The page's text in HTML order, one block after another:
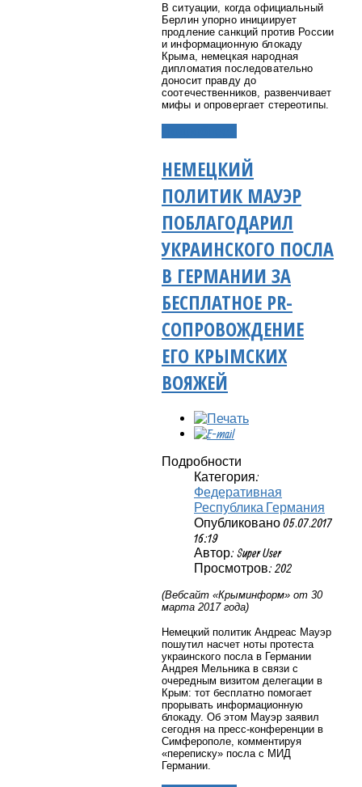
В ситуации, когда официальный
Берлин упорно инициирует
продление санкций против России
и информационную блокаду
Крыма, немецкая народная
дипломатия последовательно
доносит правду до
соотечественников, развенчивает
мифы и опровергает стереотипы.
НЕМЕЦКИЙ
ПОЛИТИК МАУЭР
ПОБЛАГОДАРИЛ
УКРАИНСКОГО ПОСЛА
В ГЕРМАНИИ ЗА
БЕСПЛАТНОЕ PR-
СОПРОВОЖДЕНИЕ
ЕГО КРЫМСКИХ
ВОЯЖЕЙ
Подробности
Категория:
Федеративная
Республика Германия
Опубликовано 05.07.2017
16:19
Автор: Super User
Просмотров: 202
(Вебсайт «Крыминформ» от 30
марта 2017 года)
Немецкий политик Андреас Мауэр
пошутил насчет ноты протеста
украинского посла в Германии
Андрея Мельника в связи с
очередным визитом делегации в
Крым: тот бесплатно помогает
прорывать информационную
блокаду. Об этом Мауэр заявил
сегодня на пресс-конференции в
Симферополе, комментируя
«переписку» посла с МИД
Германии.